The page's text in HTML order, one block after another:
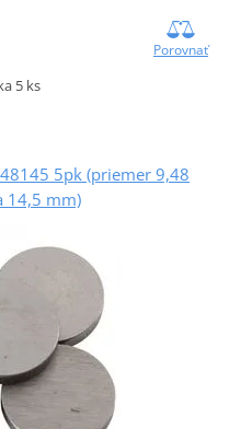
Porovnať
5 ks
5pk (priemer 9,48
14,5 mm)